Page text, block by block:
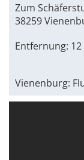
Zum
38259
Entfernung: 12
Vienenburg: